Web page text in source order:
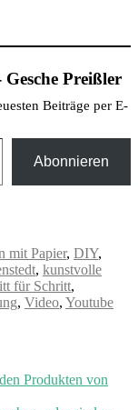
Preißler
Beiträge per E-
Abonnieren
mit Papier, DIY,
, kunstvolle
für Schritt,
, Video, Youtube
Produkten von